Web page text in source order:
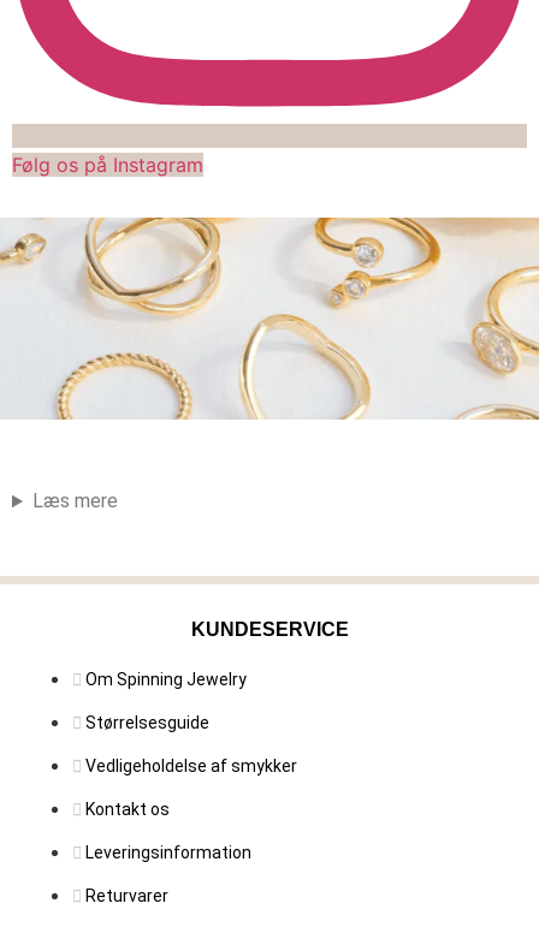
Følg os på Instagram
Læs mere
KUNDESERVICE
Om Spinning Jewelry
Størrelsesguide
Vedligeholdelse af smykker
Kontakt os
Leveringsinformation
Returvarer